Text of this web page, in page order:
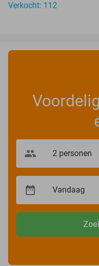
Verkocht: 112